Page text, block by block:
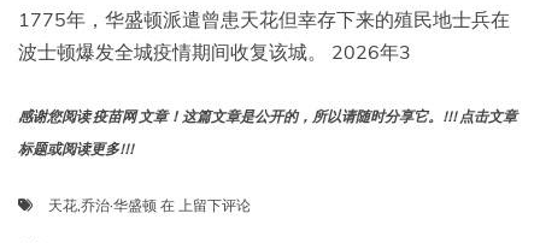
菌
水
病
1775年，华盛顿派遣曾患天花但幸存下来的殖民地士兵在
波士顿爆发全城疫情期间收复该城。 2026年3
感谢您阅读 疫苗网 文章！这篇文章是公开的，所以请随时分享它。!!! 点击文章
标题或阅读更多!!!
天花,乔治·华盛顿 在 乔
上留下评论